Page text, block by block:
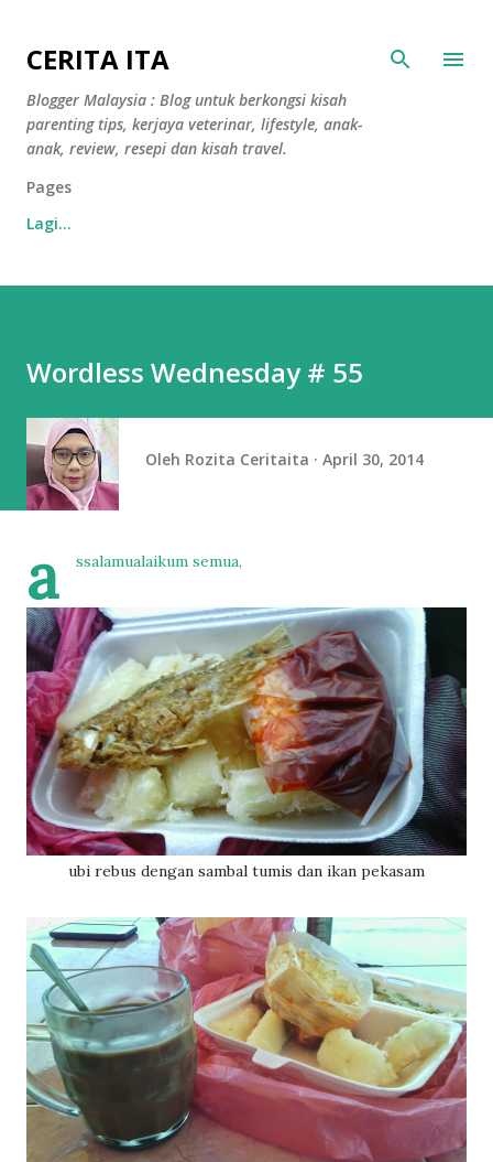
CERITA ITA
Blogger Malaysia : Blog untuk berkongsi kisah
parenting tips, kerjaya veterinar, lifestyle, anak-
anak, review, resepi dan kisah travel.
Pages
Lagi…
Wordless Wednesday # 55
Oleh Rozita Ceritaita April 30, 2014
a ssalamualaikum semua,
ubi rebus dengan sambal tumis dan ikan pekasam